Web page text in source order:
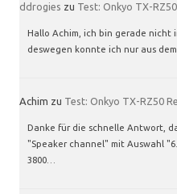
ddrogies zu Test: Onkyo TX-
Hallo Achim, ich bin gerade nicht
deswegen konnte ich nur aus
Achim zu Test: Onkyo TX-RZ50
Danke für die schnelle Antwort,
"Speaker channel" mit Auswahl
3800…